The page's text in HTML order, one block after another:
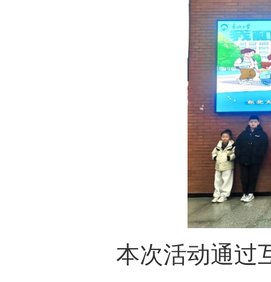
本次活动通过